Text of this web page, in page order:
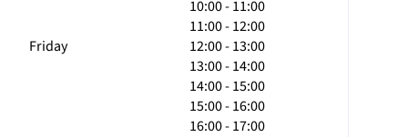
Friday
10:00 - 11:00
11:00 - 12:00
12:00 - 13:00
13:00 - 14:00
14:00 - 15:00
15:00 - 16:00
16:00 - 17:00